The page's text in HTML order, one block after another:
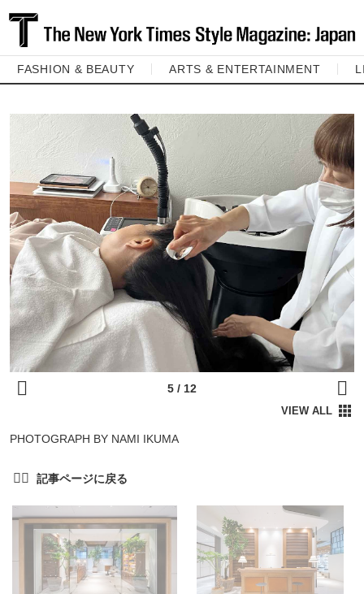
FASHION & BEAUTY ARTS & ENTERTAINMENT
PHOTOGRAPH BY NAMI IKUMA